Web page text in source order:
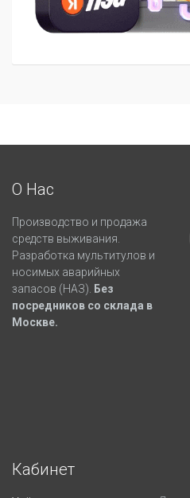
О Нас
Производство и продажа
средств выживания.
Разработка мультитулов и
носимых аварийных
запасов (НАЗ).
Без
посредников со склада в
Москве.
Кабинет